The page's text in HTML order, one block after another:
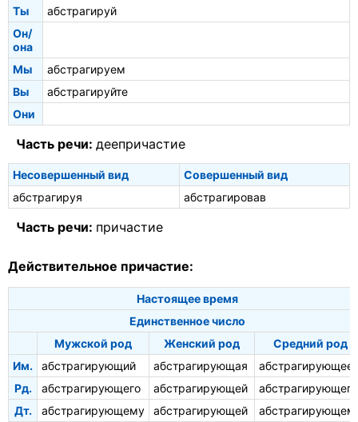
Ты
абстрагируй
Он/
она
Мы
абстрагируем
Вы
абстрагируйте
Они
Часть речи: деепричастие
Несовершенный вид
Совершенный вид
абстрагируя
абстрагировав
Часть речи: причастие
Действительное причастие:
Настоящее время
Единственное число
Мужской род
Женский род
Средний род
Им.
абстрагирующий абстрагирующая
абстрагирующее
Рд.
абстрагирующего абстрагирующей
абстрагирующего
Дт.
абстрагирующему абстрагирующей